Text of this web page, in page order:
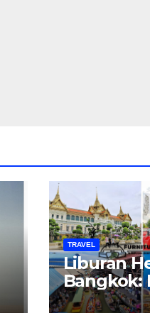
TRAVEL
Liburan
Bangkok:
Kuliner,